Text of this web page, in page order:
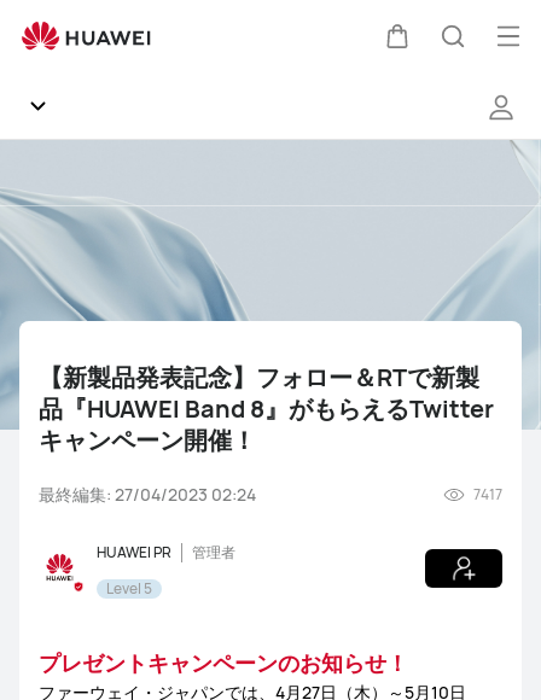
念】
ォ
RT
で
『HUAWEI
ー
索
オ
ー
プ
ン
ニ
ー
お知らせ
NEWS 知恵袋 関連動画
NEWS レビュー
ソフトウェア
雑談
サポート
【新製品発表記念】フォロー＆RTで新製
品『HUAWEI Band 8』がもらえるTwitter
キャンペーン開催！
最終編集: 27/04/2023 02:24 7417
HUAWEI PR
管理者
Level 5
プレゼントキャンペーンのお知らせ！
ファーウェイ・ジャパンでは、4月27日（木）～5月10日